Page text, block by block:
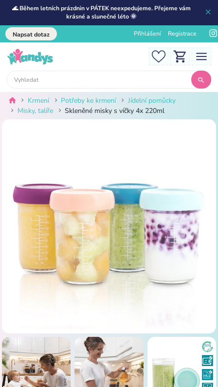
🌊 Během letních prázdnin v PÁTEK neexpedujeme. Přejeme vám
krásné a slunečné léto 🌞
Napsat dotaz Přihlášení Registrace
Krmení Potřeby ke krmení
Jídelní pomůcky
Misky, talíře
Skleněné misky s víčky 4x 220ml